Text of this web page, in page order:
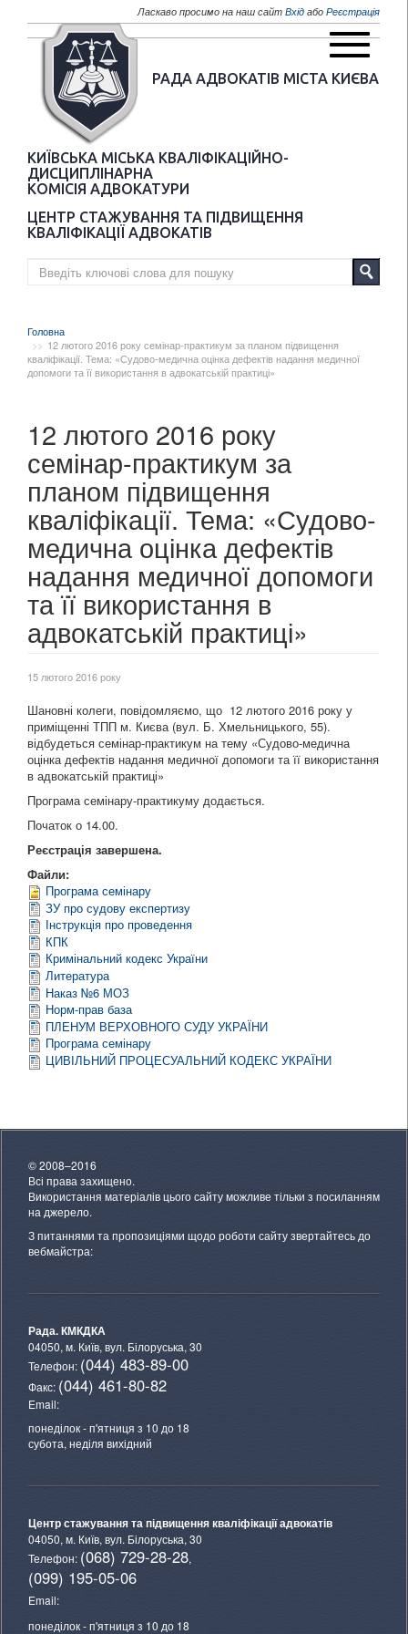
Перейти до основного матеріалуЛаскаво просимо на наш сайт Вхід або Реєстрація
РАДА АДВОКАТІВ МІСТА КИЄВА
КИЇВСЬКА МІСЬКА КВАЛІФІКАЦІЙНО-
ДИСЦИПЛІНАРНА
КОМІСІЯ АДВОКАТУРИ
ЦЕНТР СТАЖУВАННЯ ТА ПІДВИЩЕННЯ
КВАЛІФІКАЦІЇ АДВОКАТІВ
Головна
12 лютого 2016 року семінар-практикум за планом підвищення
кваліфікації. Тема: «Судово-медична оцінка дефектів надання медичної
допомоги та її використання в адвокатській практиці»
12 лютого 2016 року
семінар-практикум за
планом підвищення
кваліфікації. Тема: «Судово-
медична оцінка дефектів
надання медичної допомоги
та її використання в
адвокатській практиці»
15 лютого 2016 року
Шановні колеги, повідомляємо, що 12 лютого 2016 року у
приміщенні ТПП м. Києва (вул. Б. Хмельницького, 55).
відбудеться семінар-практикум на тему «Судово-медична
оцінка дефектів надання медичної допомоги та її використання
в адвокатській практиці»
Програма семінару-практикуму додається.
Початок о 14.00.
Реєстрація завершена.
Файли:
Програма семінару
ЗУ про судову експертизу
Інструкція про проведення
КПК
Кримінальний кодекс України
Литература
Наказ №6 МОЗ
Норм-прав база
ПЛЕНУМ ВЕРХОВНОГО СУДУ УКРАЇНИ
Програма семінару
ЦИВІЛЬНИЙ ПРОЦЕСУАЛЬНИЙ КОДЕКС УКРАЇНИ
© 2008–2016
Всі права захищено.
Використання матеріалів цього сайту можливе тільки з посиланням
на джерело.
З питаннями та пропозиціями щодо роботи сайту звертайтесь до
вебмайстра:
Рада. КМКДКА
04050, м. Київ, вул. Білоруська, 30
Телефон: (044) 483-89-00
Факс: (044) 461-80-82
Email:
понеділок - п'ятниця з 10 до 18
субота, неділя вихідний
Центр стажування та підвищення кваліфікації адвокатів
04050, м. Київ, вул. Білоруська, 30
Телефон: (068) 729-28-28,
(099) 195-05-06
Email:
понеділок - п'ятниця з 10 до 18